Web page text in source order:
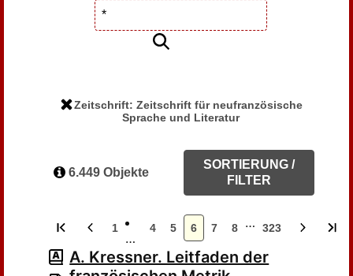
Zeitschrift: Zeitschrift für neufranzösische
Sprache und Literatur
6.449 Objekte
SORTIERUNG /
FILTER
1
…
4 5 6 7 8 … 323
A. Kressner. Leitfaden der